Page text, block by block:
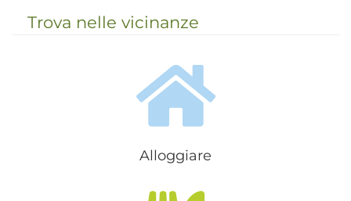
dintorni di Merano che comprende
la media Val d'Adige, la conca
d'Ultimo e la Val Senales...
Trova nelle vicinanze
Alloggiare